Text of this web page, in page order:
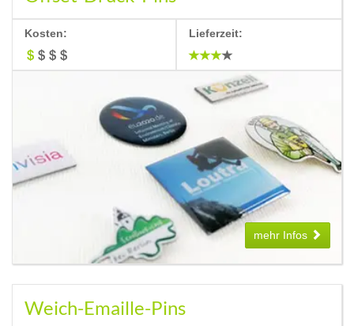
kupferfarben
schwarz vernickelt
goldfarben, matt
Antik-goldfarben
Antik-silberfarben
schwarz lackiert
Kosten: Lieferzeit:
mehr Infos
Weich-Emaille-Pins